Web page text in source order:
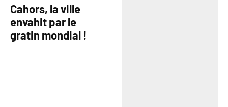
Cahors, la ville
envahit par le
gratin mondial !